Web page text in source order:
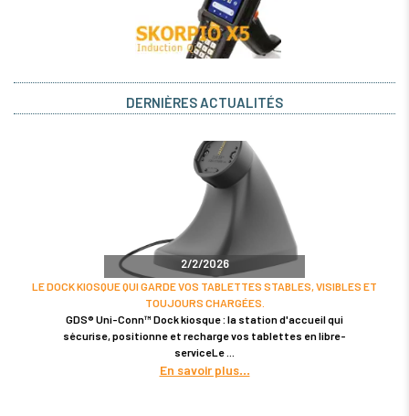
DERNIÈRES ACTUALITÉS
2/2/2026
LE DOCK KIOSQUE QUI GARDE VOS TABLETTES STABLES, VISIBLES ET
TOUJOURS CHARGÉES.
GDS® Uni-Conn™ Dock kiosque : la station d'accueil qui
sécurise, positionne et recharge vos tablettes en libre-
serviceLe
En savoir plus